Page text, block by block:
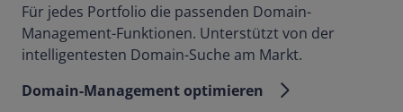
Für jedes Portfolio die passenden Domain-
Management-Funktionen. Unterstützt von der
intelligentesten Domain-Suche am Markt.
Domain-Management optimieren